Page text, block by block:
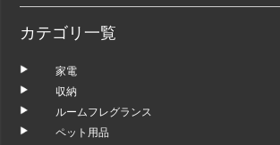
カテゴリ一覧
家電
収納
ルームフレグランス
ペット用品